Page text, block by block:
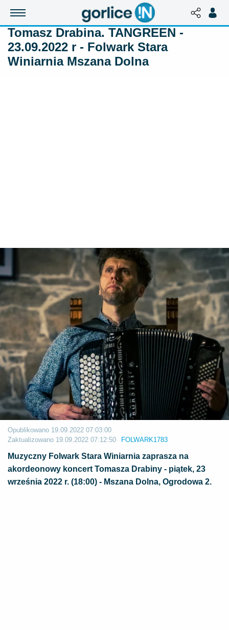
Tomasz Drabina. TANGREEN -
23.09.2022 r - Folwark Stara
Winiarnia Mszana Dolna
Opublikowano 19.09.2022 07:03:00
Zaktualizowano 19.09.2022 07:12:50 FOLWARK1783
Muzyczny Folwark Stara Winiarnia zaprasza na
akordeonowy koncert Tomasza Drabiny - piątek, 23
września 2022 r. (18:00) - Mszana Dolna, Ogrodowa 2.